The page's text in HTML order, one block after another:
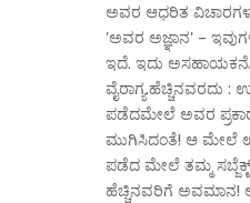
ಅವರ ಆಧರಿತ
'ಅವರ ಅಜ್ಞಾನ' –
ಇದೆ. ಇದು
ವೈರಾಗ್ಯ.ಹೆಚ್ಚಿನವರದು :
ಪಡೆದಮೇಲೆ ಅವರ
ಮುಗಿಸಿದಂತೆ! ಆ ಮೇಲೆ
ಪಡೆದ ಮೇಲೆ ತಮ್ಮ
ಹೆಚ್ಚಿನವರಿಗೆ ಅವಮಾನ!